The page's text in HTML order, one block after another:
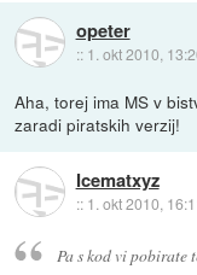
opeter
:: 1. okt 2010,
Aha, torej ima MS v
zaradi piratskih verzij!
Icematxyz
:: 1. okt 2010,
Pa s kod vi pobirate